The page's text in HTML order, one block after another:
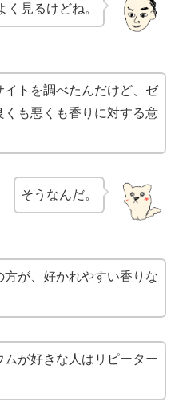
く見るけどね。
イトを調べたんだけど、ゼ
くも悪くも香りに対する意
そうなんだ。
方が、好かれやすい香りな
ムが好きな人はリピーター